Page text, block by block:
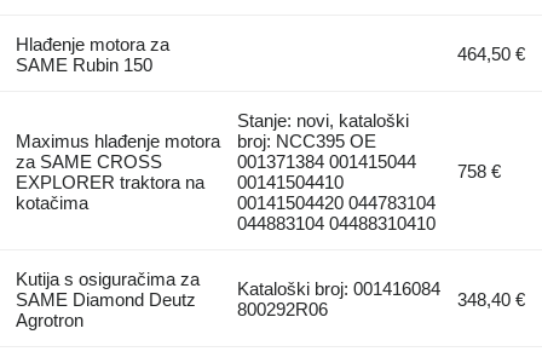
Hlađenje motora za
SAME Rubin 150
464,50 €
Maximus hlađenje motora
za SAME CROSS
EXPLORER traktora na
kotačima
Stanje: novi, kataloški
broj: NCC395 OE
001371384 001415044
00141504410
00141504420 044783104
044883104 04488310410
758 €
Kutija s osiguračima za
SAME Diamond Deutz
Agrotron
Kataloški broj: 001416084
800292R06
348,40 €